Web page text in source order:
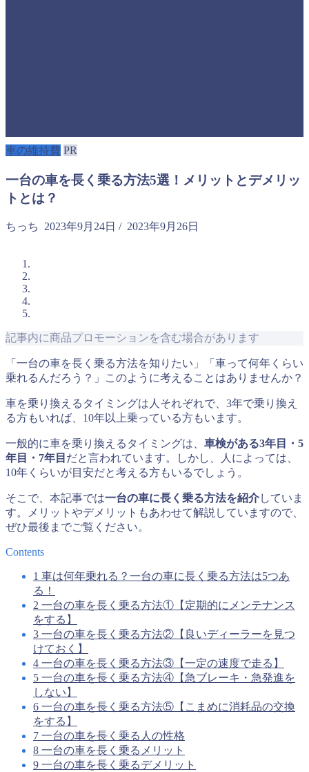
車の維持費 PR
一台の車を長く乗る方法5選！メリットとデメリッ
トとは？
ちっち 2023年9月24日 / 2023年9月26日
記事内に商品プロモーションを含む場合があります
「一台の車を長く乗る方法を知りたい」「車って何年くらい
乗れるんだろう？」このように考えることはありませんか？
車を乗り換えるタイミングは人それぞれで、3年で乗り換え
る方もいれば、10年以上乗っている方もいます。
一般的に車を乗り換えるタイミングは、 車検がある3年目・5
年目・7年目 だと言われています。しかし、人によっては、
10年くらいが目安だと考える方もいるでしょう。
そこで、本記事では一台の車に長く乗る方法を紹介していま
す。メリットやデメリットもあわせて解説していますので、
ぜひ最後までご覧ください。
Contents
1 車は何年乗れる？一台の車に長く乗る方法は5つあ
る！
2 一台の車を長く乗る方法①【定期的にメンテナンス
をする】
3 一台の車を長く乗る方法②【良いディーラーを見つ
けておく】
4 一台の車を長く乗る方法③【一定の速度で走る】
5 一台の車を長く乗る方法④【急ブレーキ・急発進を
しない】
6 一台の車を長く乗る方法⑤【こまめに消耗品の交換
をする】
7 一台の車を長く乗る人の性格
8 一台の車を長く乗るメリット
9 一台の車を長く乗るデメリット